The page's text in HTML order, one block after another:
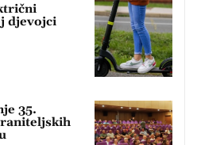
djevojci
35.